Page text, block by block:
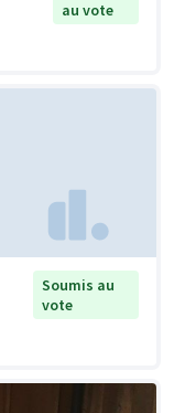
au vote
Soumis au
vote